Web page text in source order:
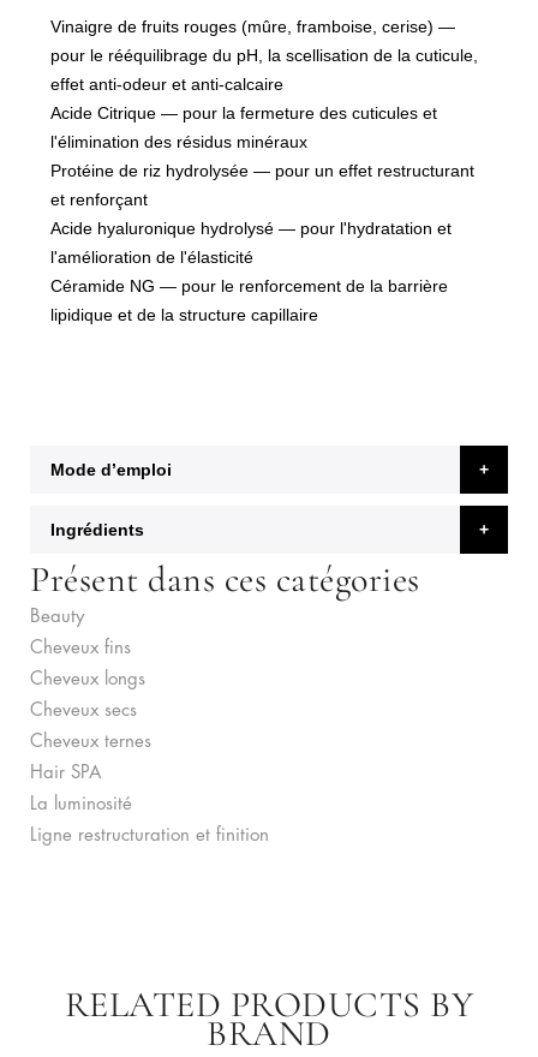
Vinaigre de fruits rouges (mûre, framboise, cerise) —
pour le rééquilibrage du pH, la scellisation de la cuticule,
effet anti-odeur et anti-calcaire
Acide Citrique — pour la fermeture des cuticules et
l'élimination des résidus minéraux
Protéine de riz hydrolysée — pour un effet restructurant
et renforçant
Acide hyaluronique hydrolysé — pour l'hydratation et
l'amélioration de l'élasticité
Céramide NG — pour le renforcement de la barrière
lipidique et de la structure capillaire
Mode d’emploi
Ingrédients
Présent dans ces catégories
Beauty
Cheveux fins
Cheveux longs
Cheveux secs
Cheveux ternes
Hair SPA
La luminosité
Ligne restructuration et finition
RELATED PRODUCTS BY
BRAND